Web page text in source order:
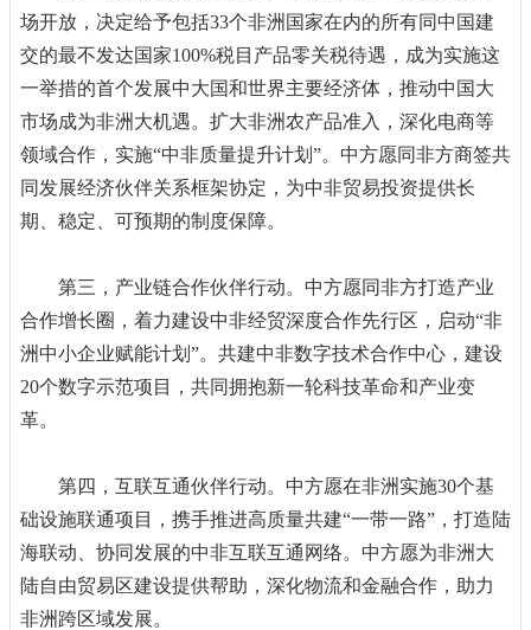
场开放，决定给予包括33个非洲国家在内的所有同中国建
交的最不发达国家100%税目产品零关税待遇，成为实施这
一举措的首个发展中大国和世界主要经济体，推动中国大
市场成为非洲大机遇。扩大非洲农产品准入，深化电商等
领域合作，实施“中非质量提升计划”。中方愿同非方商签共
同发展经济伙伴关系框架协定，为中非贸易投资提供长
期、稳定、可预期的制度保障。
第三，产业链合作伙伴行动。中方愿同非方打造产业
合作增长圈，着力建设中非经贸深度合作先行区，启动“非
洲中小企业赋能计划”。共建中非数字技术合作中心，建设
20个数字示范项目，共同拥抱新一轮科技革命和产业变
革。
第四，互联互通伙伴行动。中方愿在非洲实施30个基
础设施联通项目，携手推进高质量共建“一带一路”，打造陆
海联动、协同发展的中非互联互通网络。中方愿为非洲大
陆自由贸易区建设提供帮助，深化物流和金融合作，助力
非洲跨区域发展。